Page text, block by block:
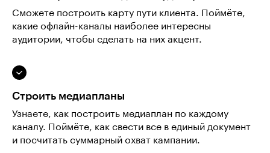
Сможете построить карту пути клиента. Поймёте,
какие офлайн-каналы наиболее интересны
аудитории, чтобы сделать на них акцент.
Строить медиапланы
Узнаете, как построить медиаплан по каждому
каналу. Поймёте, как свести все в единый документ
и посчитать суммарный охват кампании.